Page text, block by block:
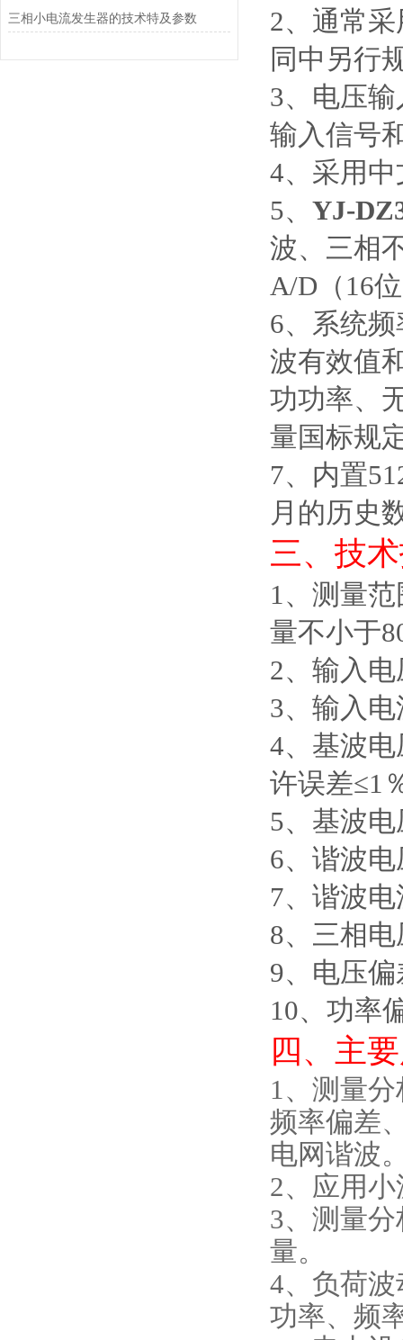
三相小电流发生器的技术特及参数
2、 通常采
同中另行
3、电压
输入信号
4、采用
5、 YJ-
波、三相
A/D （ 16
6、系统
波有效值
功功率、
量国标规
7、内置
月的历史
三、 技
1、 测量范
量不小于
2、 输入
3、 输入
4、 基波
许误差≤1
5、 基波
6、 谐波
7、 谐波
8、 三相
9、 电压
10、 功率
四、 主
1、 测量
频率偏差
电网谐波
2、 应用
3、 测量
量。
4、 负荷
功率、频